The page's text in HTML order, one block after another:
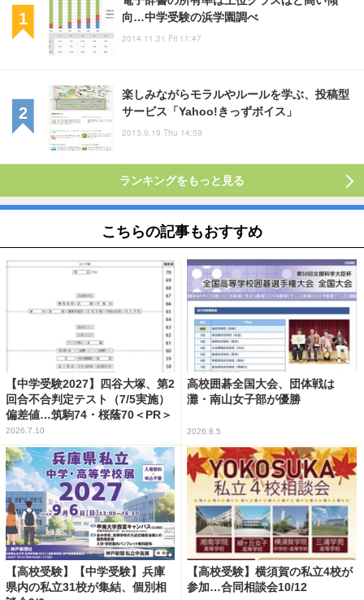
向…中学受験の浜学園調べ
2014.11.21 Fri 11:47
楽しみながらモラルやルールを学ぶ、投稿型
サービス「Yahoo!きっずボイス」
2013.9.19 Thu 14:59
ランキングをもっと見る
こちらの記事もおすすめ
【中学受験2027】四谷大塚、第2
回合不合判定テスト（7/5実施）
偏差値…筑駒74・桜蔭70＜PR＞
2026.7.10
高校囲碁全国大会、団体戦は
灘・南山女子部が優勝
2026.8.5
【高校受験】【中学受験】兵庫
県内の私立31校が集結、個別相
【高校受験】横須賀の私立4校が
参加…合同相談会10/12